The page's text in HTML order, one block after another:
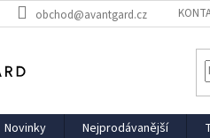
obchod@avantgard.cz
Novinky Nejprodávanější